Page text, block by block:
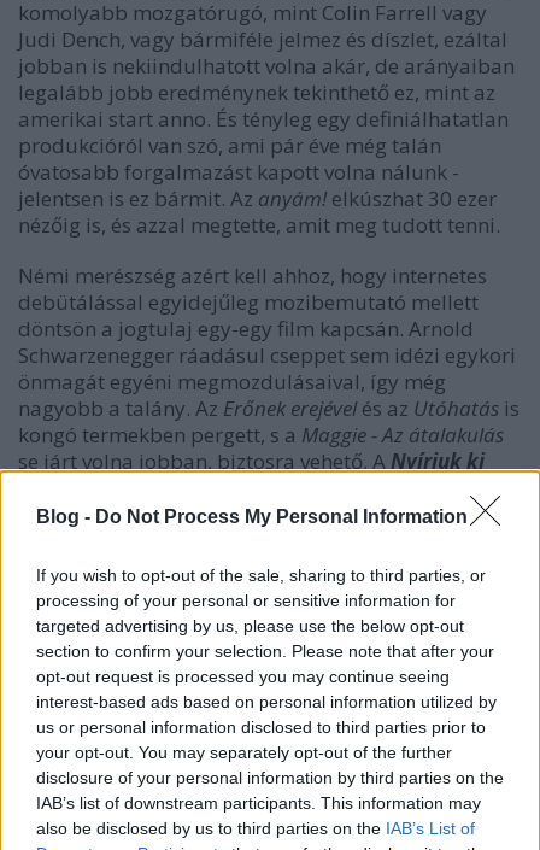
Blog - Do Not Process My Personal Information
If you wish to opt-out of the sale, sharing to third parties, or
processing of your personal or sensitive information for
targeted advertising by us, please use the below opt-out
section to confirm your selection. Please note that after your
opt-out request is processed you may continue seeing
interest-based ads based on personal information utilized by
us or personal information disclosed to third parties prior to
your opt-out. You may separately opt-out of the further
disclosure of your personal information by third parties on the
IAB’s list of downstream participants. This information may
also be disclosed by us to third parties on the IAB’s List of
komolyabb mozgatórugó, mint Colin Farrell vagy
Judi Dench, vagy bármiféle jelmez és díszlet, ezáltal
jobban is nekiindulhatott volna akár, de arányaiban
legalább jobb eredménynek tekinthető ez, mint az
amerikai start anno. És tényleg egy definiálhatatlan
produkcióról van szó, ami pár éve még talán
óvatosabb forgalmazást kapott volna nálunk -
jelentsen is ez bármit. Az anyám!elkúszhat 30 ezer
nézőig is, és azzal megtette, amit meg tudott tenni.
Némi merészség azért kell ahhoz, hogy internetes
debütálással egyidejűleg mozibemutató mellett
döntsön a jogtulaj egy-egy film kapcsán. Arnold
Schwarzenegger ráadásul cseppet sem idézi egykori
önmagát egyéni megmozdulásaival, így még
nagyobb a talány. Az Erőnek erejévelés az Utóhatás is
kongó termekben pergett, s a Maggie - Az átalakulás
se járt volna jobban, biztosra vehető. ANyírjuk ki
szemben, hogy vígjáték - viszont annak kissé
miatt. A Big Bang Media 26 mozit szerződtetett a
filmnek, ezekben 6.962-en fordultak meg, ami ugye
gyengébb szám több "művészfilménél" is ezen a
héten. Mese nincs, Arnoldnak már bezárt nálunk a
bazár. Günther kinyírása megmaradt a nézőknek, és
gyorsan is intézték a dolgot.
Az ADS végre jó lóra tettA kis vámpírral. A holland
animációs produkció 32 moziban megy, és sikerrel
vette be a top 10-et: 8,7 millió forint folyt be rá 6.109
néző jóvoltából. A terjesztés szintje segédkezett, de